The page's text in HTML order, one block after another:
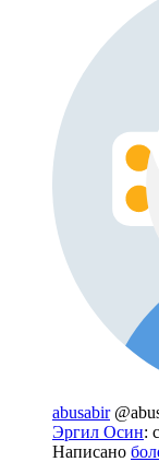
abusabir
Эргил Осин:
Написано